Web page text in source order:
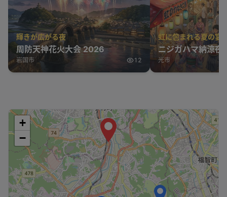
輝きが広がる夜
周防天神花火大会 2026
岩国市 12
虹に包まれる夏の宴
ニジガハマ納涼
光市
+
−